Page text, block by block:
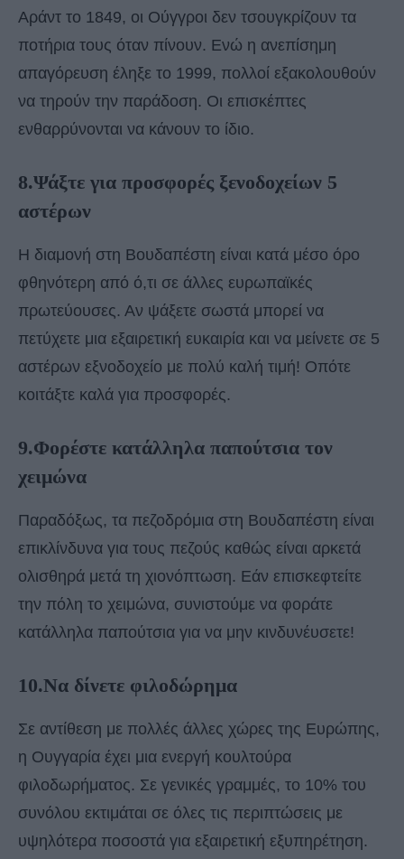
Αράντ το 1849, οι Ούγγροι δεν τσουγκρίζουν τα
ποτήρια τους όταν πίνουν. Ενώ η ανεπίσημη
απαγόρευση έληξε το 1999, πολλοί εξακολουθούν
να τηρούν την παράδοση. Οι επισκέπτες
ενθαρρύνονται να κάνουν το ίδιο.
8.Ψάξτε για προσφορές ξενοδοχείων 5
αστέρων
Η διαμονή στη Βουδαπέστη είναι κατά μέσο όρο
φθηνότερη από ό,τι σε άλλες ευρωπαϊκές
πρωτεύουσες. Αν ψάξετε σωστά μπορεί να
πετύχετε μια εξαιρετική ευκαιρία και να μείνετε σε 5
αστέρων εξνοδοχείο με πολύ καλή τιμή! Οπότε
κοιτάξτε καλά για προσφορές.
9.Φορέστε κατάλληλα παπούτσια τον
χειμώνα
Παραδόξως, τα πεζοδρόμια στη Βουδαπέστη είναι
επικλίνδυνα για τους πεζούς καθώς είναι αρκετά
ολισθηρά μετά τη χιονόπτωση. Εάν επισκεφτείτε
την πόλη το χειμώνα, συνιστούμε να φοράτε
κατάλληλα παπούτσια για να μην κινδυνέυσετε!
10.Να δίνετε φιλοδώρημα
Σε αντίθεση με πολλές άλλες χώρες της Ευρώπης,
η Ουγγαρία έχει μια ενεργή κουλτούρα
φιλοδωρήματος. Σε γενικές γραμμές, το 10% του
συνόλου εκτιμάται σε όλες τις περιπτώσεις με
υψηλότερα ποσοστά για εξαιρετική εξυπηρέτηση.